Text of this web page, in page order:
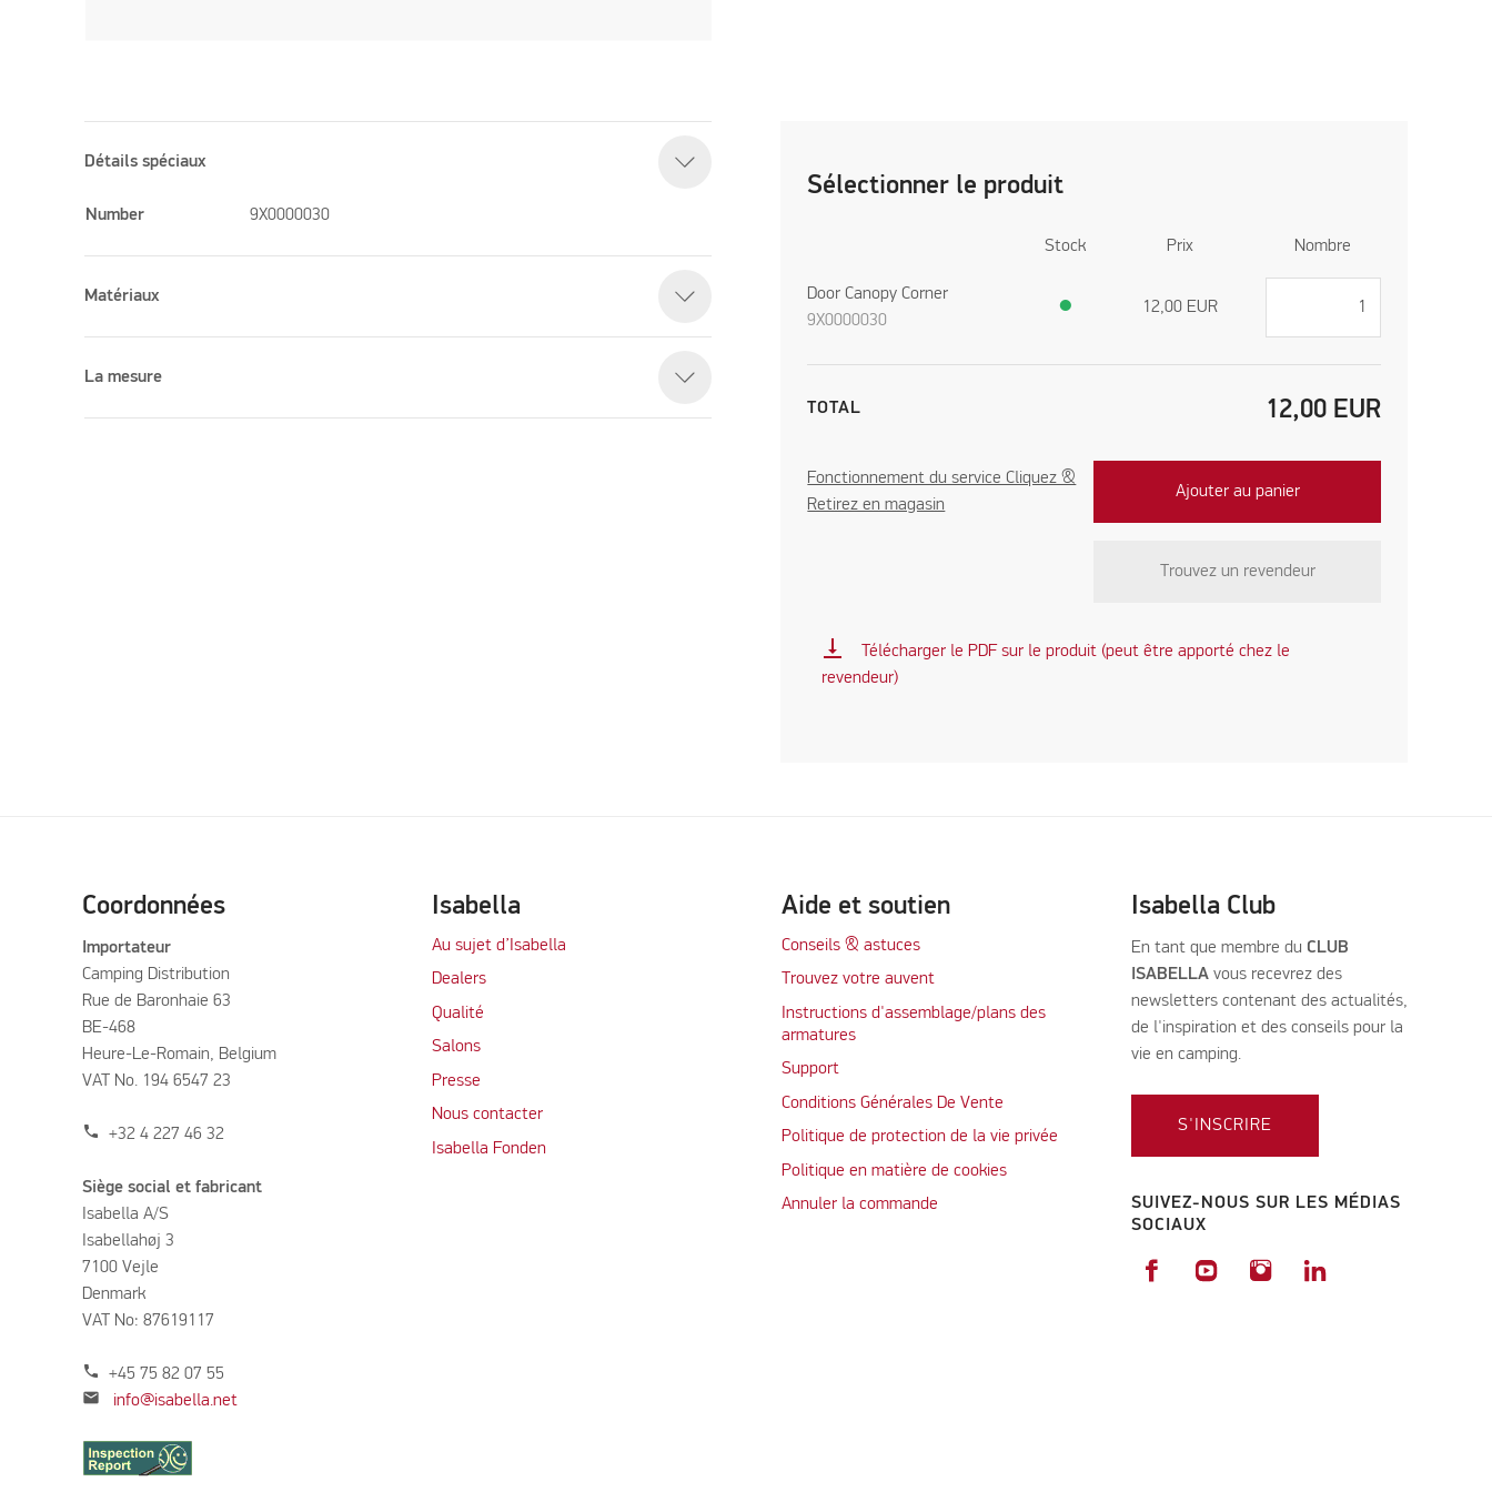
Sélectionner le produit
Stock Prix Nombre
Door Canopy Corner
9X0000030
● 12,00 EUR
TOTAL 12,00 EUR
Fonctionnement du service Cliquez &
Retirez en magasin
Ajouter au panier
Trouvez un revendeur
vertical_align_bottom
Télécharger le PDF sur le produit (peut être apporté chez le
revendeur)
Détails spéciaux
Number 9X0000030
Matériaux
La mesure
Coordonnées
Importateur
Camping Distribution
Rue de Baronhaie 63
BE-468
Heure-Le-Romain, Belgium
VAT No. 194 6547 23
phone +32 4 227 46 32
Siège social et fabricant
Isabella A/S
Isabellahøj 3
7100 Vejle
Denmark
VAT No: 87619117
phone +45 75 82 07 55
mail info@isabella.net
Isabella
Au sujet d’Isabella
Dealers
Qualité
Salons
Presse
Nous contacter
Isabella Fonden
Aide et soutien
Conseils & astuces
Trouvez votre auvent
Instructions d'assemblage/plans des
armatures
Support
Conditions Générales De Vente
Politique de protection de la vie privée
Politique en matière de cookies
Annuler la commande
Isabella Club
En tant que membre du CLUB
ISABELLA vous recevrez des
newsletters contenant des actualités,
de l'inspiration et des conseils pour la
vie en camping.
S'INSCRIRE
SUIVEZ-NOUS SUR LES MÉDIAS
SOCIAUX